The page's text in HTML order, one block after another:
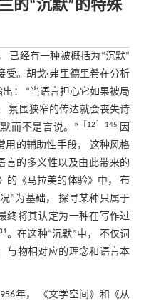
的“沉默”的特殊
已经有一种被概括为“沉默”
受。胡戈·弗里德里希在分析
： “当语言担心它如果被局
氛围狭窄的传达就会丧失诗
而不是言说。”
12 ］145
因
用的辅助性手段， 这种风格
言的多义性以及由此带来的
的《马拉美的体验》中， 布
”为基础， 探寻某种只属于
终将其认定为一种在写作过
。在这种“沉默”中， 不仅词
与物相对应的理念和语言本
年， 《文学空间》和《从